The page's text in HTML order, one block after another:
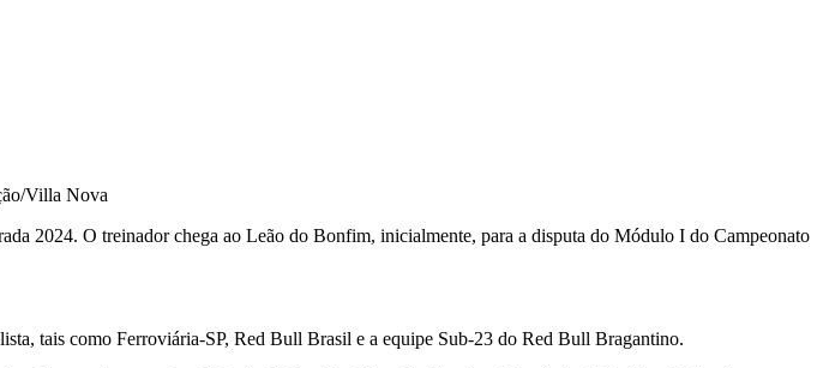
Villa Nova
2024. O treinador chega ao Leão do Bonfim, inicialmente, para a disputa do Módulo I do Campeonato
tais como Ferroviária-SP, Red Bull Brasil e a equipe Sub-23 do Red Bull Bragantino.